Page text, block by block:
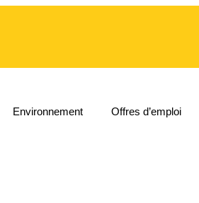
Environnement Offres d’emploi